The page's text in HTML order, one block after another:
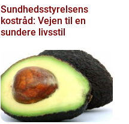
Sundhedsstyrelsens
kostråd: Vejen til en
sundere livsstil